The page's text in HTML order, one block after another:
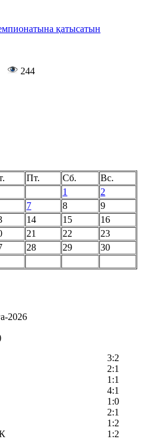
қатысатын
244
Пт. Сб.
Вс.
1
2
7 8
9
14 15
16
21 22
23
28 29
30
2026
3:2
2:1
1:1
4:1
1:0
2:1
1:2
1:2